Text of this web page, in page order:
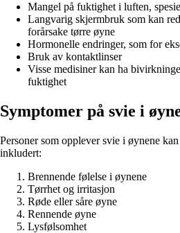
Mangel på fuktighet i luften,
Langvarig skjermbruk som kan
forårsake tørre øyne
Hormonelle endringer, som for
Bruk av kontaktlinser
Visse medisiner kan ha
fuktighet
Symptomer på svie i
Personer som opplever svie i øynene
inkludert:
Brennende følelse i øynene
Tørrhet og irritasjon
Røde eller såre øyne
Rennende øyne
Lysfølsomhet